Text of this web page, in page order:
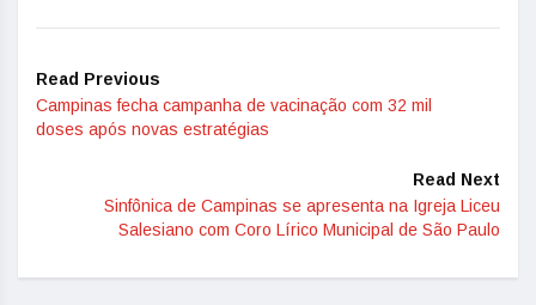
Read Previous
Campinas fecha campanha de vacinação com 32 mil
doses após novas estratégias
Read Next
Sinfônica de Campinas se apresenta na Igreja Liceu
Salesiano com Coro Lírico Municipal de São Paulo